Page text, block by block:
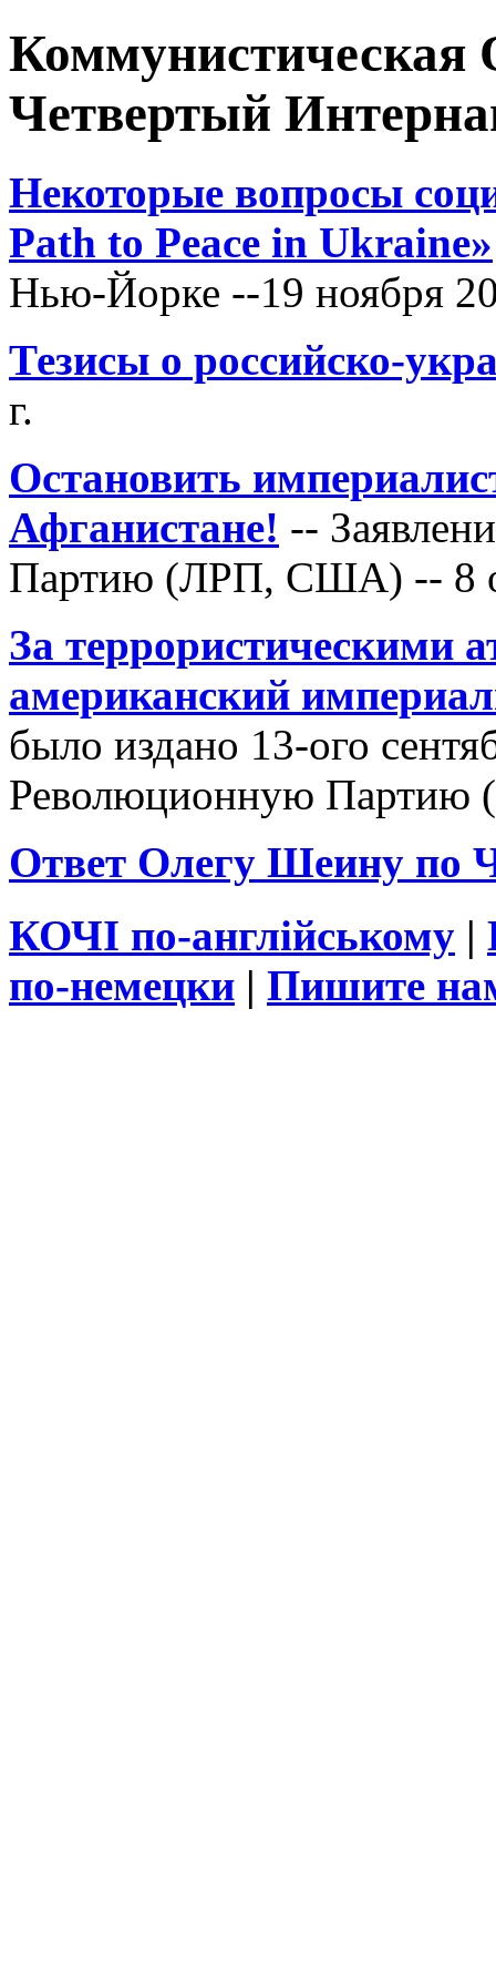
Коммунистическая
Четвертый
Некоторые вопросы
Path to Peace in Ukraine»
Нью-Йорке --19 ноября
Тезисы о российско-
г.
Остановить
Афганистане! --
Партию (ЛРП, США) -- 8
За террористическими
американский
было издано 13-ого
Революционную
Ответ Олегу Шеину по
КОЧІ по-англійському |
по-немецки | Пишите